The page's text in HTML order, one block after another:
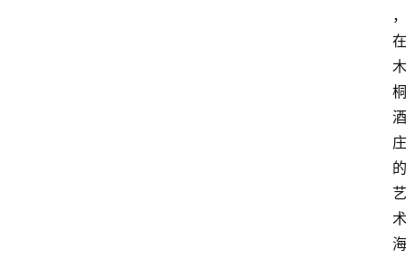
，
在
木
桐
酒
庄
的
艺
术
海